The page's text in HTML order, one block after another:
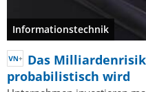
Informationstechnik
Das
probabilistisch wird